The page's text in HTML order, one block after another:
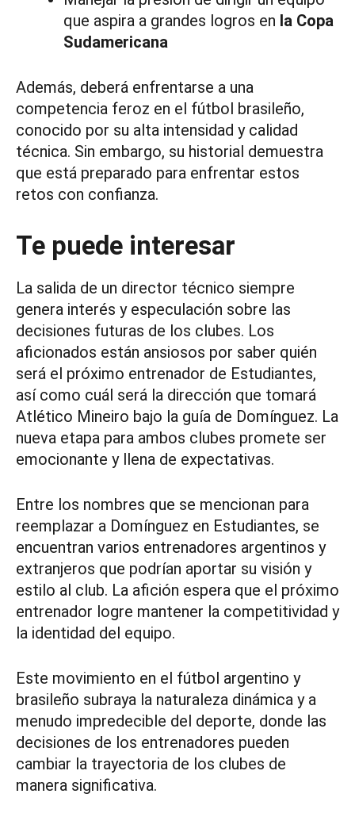
que aspira a grandes logros en la Copa
Sudamericana
Además, deberá enfrentarse a una
competencia feroz en el fútbol brasileño,
conocido por su alta intensidad y calidad
técnica. Sin embargo, su historial demuestra
que está preparado para enfrentar estos
retos con confianza.
Te puede interesar
La salida de un director técnico siempre
genera interés y especulación sobre las
decisiones futuras de los clubes. Los
aficionados están ansiosos por saber quién
será el próximo entrenador de Estudiantes,
así como cuál será la dirección que tomará
Atlético Mineiro bajo la guía de Domínguez. La
nueva etapa para ambos clubes promete ser
emocionante y llena de expectativas.
Entre los nombres que se mencionan para
reemplazar a Domínguez en Estudiantes, se
encuentran varios entrenadores argentinos y
extranjeros que podrían aportar su visión y
estilo al club. La afición espera que el próximo
entrenador logre mantener la competitividad y
la identidad del equipo.
Este movimiento en el fútbol argentino y
brasileño subraya la naturaleza dinámica y a
menudo impredecible del deporte, donde las
decisiones de los entrenadores pueden
cambiar la trayectoria de los clubes de
manera significativa.